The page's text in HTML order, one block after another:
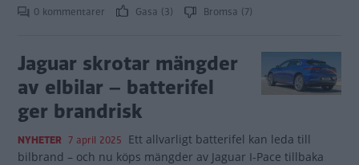
0 kommentarer Gasa (3) Bromsa (7)
Jaguar skrotar mängder
av elbilar – batterifel
ger brandrisk
NYHETER 7 april 2025 Ett allvarligt batterifel kan leda till
bilbrand – och nu köps mängder av Jaguar I-Pace tillbaka